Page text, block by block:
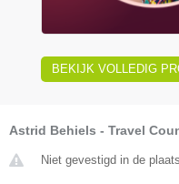
BEKIJK VOLLEDIG
Astrid Behiels - Travel
Niet gevestigd in de